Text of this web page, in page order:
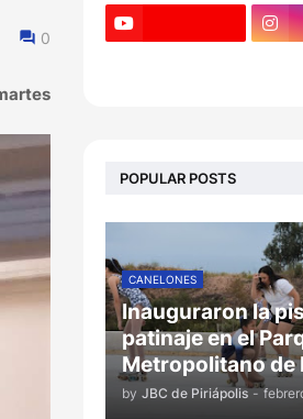
0
POPULAR POSTS
CANELONES
Inauguraron la
patinaje en el
Metropolitano de
by JBC de Piriápolis -